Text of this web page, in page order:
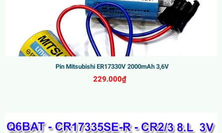
Pin Mitsubishi ER17330V 2000mAh 3,6V
229.000₫